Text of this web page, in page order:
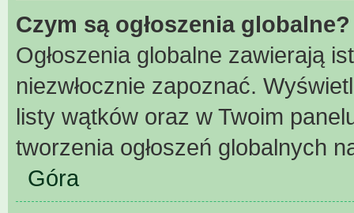
Czym są ogłoszenia globalne?
Ogłoszenia globalne zawierają
niezwłocznie zapoznać.
listy wątków oraz w Twoim
tworzenia ogłoszeń globalnych
Góra